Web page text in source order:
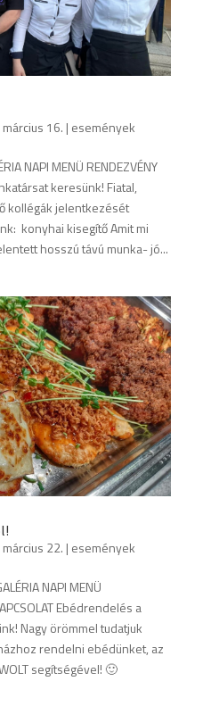
16. | események
NAPI MENÜ RENDEZVÉNY
keresünk! Fiatal,
kollégák jelentkezését
konyhai kisegítő Amit mi
hosszú távú munka- jó...
22. | események
NAPI MENÜ
Ebédrendelés a
Nagy örömmel tudatjuk
rendelni ebédünket, az
segítségével! 🙂